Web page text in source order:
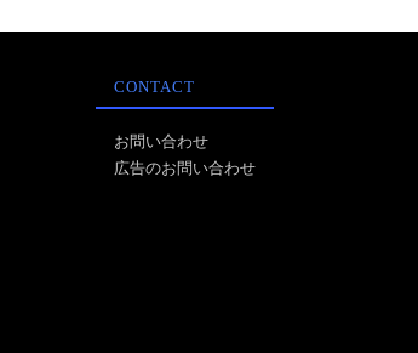
CONTACT
お問い合わせ
広告のお問い合わせ